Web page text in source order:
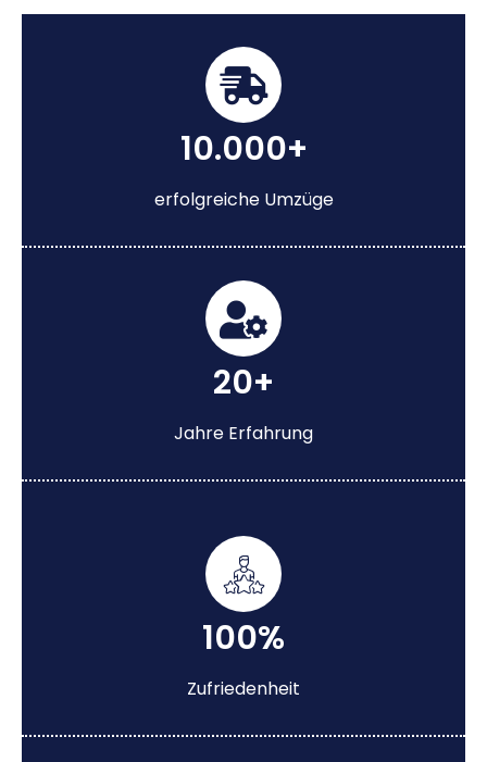
10.000+
erfolgreiche Umzüge
20+
Jahre Erfahrung
100%
Zufriedenheit